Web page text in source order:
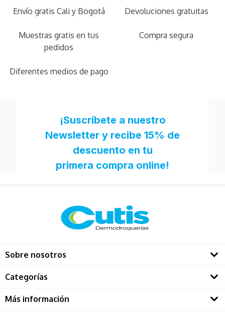
Envío gratis Cali y Bogotá Devoluciones gratuitas
Muestras gratis en tus
pedidos
Compra segura
Diferentes medios de pago
Sobre nosotros
Quienes somos
Categorías
Rostro
Más información